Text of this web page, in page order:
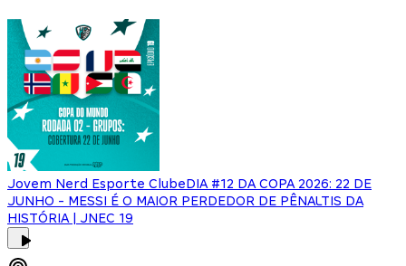
Jovem Nerd Esporte ClubeDIA #12 DA COPA 2026: 22 DE
JUNHO - MESSI É O MAIOR PERDEDOR DE PÊNALTIS DA
HISTÓRIA | JNEC 19